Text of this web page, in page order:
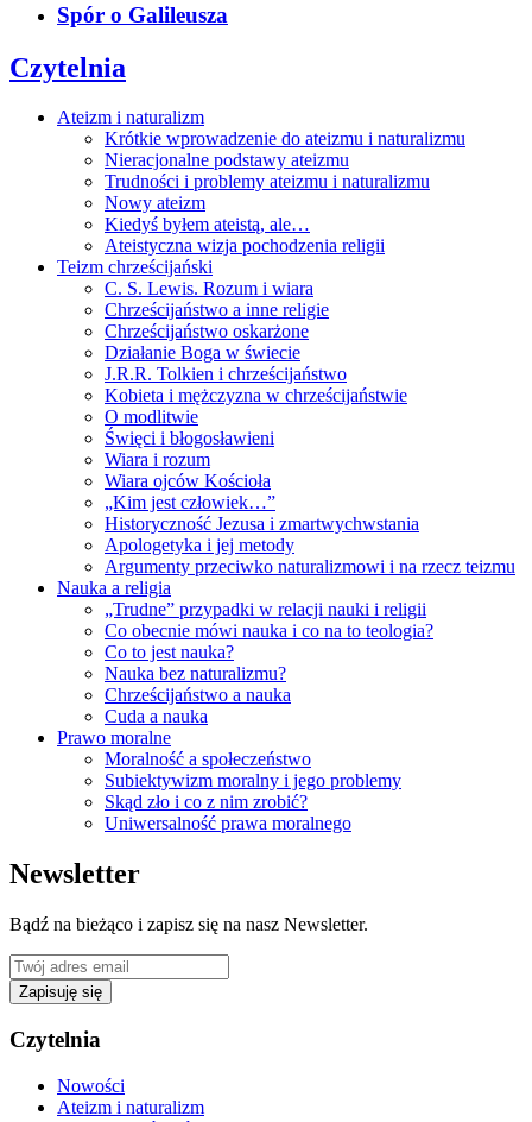
Spór o Galileusza
Czytelnia
Ateizm i naturalizm
Krótkie wprowadzenie do ateizmu i naturalizmu
Nieracjonalne podstawy ateizmu
Trudności i problemy ateizmu i naturalizmu
Nowy ateizm
Kiedyś byłem ateistą, ale…
Ateistyczna wizja pochodzenia religii
Teizm chrześcijański
C. S. Lewis. Rozum i wiara
Chrześcijaństwo a inne religie
Chrześcijaństwo oskarżone
Działanie Boga w świecie
J.R.R. Tolkien i chrześcijaństwo
Kobieta i mężczyzna w chrześcijaństwie
O modlitwie
Święci i błogosławieni
Wiara i rozum
Wiara ojców Kościoła
„Kim jest człowiek…”
Historyczność Jezusa i zmartwychwstania
Apologetyka i jej metody
Argumenty przeciwko naturalizmowi i na rzecz teizmu
Nauka a religia
„Trudne” przypadki w relacji nauki i religii
Co obecnie mówi nauka i co na to teologia?
Co to jest nauka?
Nauka bez naturalizmu?
Chrześcijaństwo a nauka
Cuda a nauka
Prawo moralne
Moralność a społeczeństwo
Subiektywizm moralny i jego problemy
Skąd zło i co z nim zrobić?
Uniwersalność prawa moralnego
Newsletter
Bądź na bieżąco i zapisz się na nasz Newsletter.
Zapisuję się
Czytelnia
Nowości
Ateizm i naturalizm